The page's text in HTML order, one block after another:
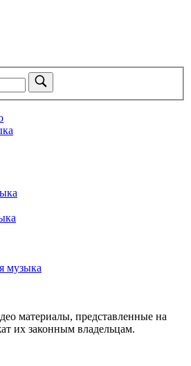
музыка
материалы, представленные на
их законным владельцам.